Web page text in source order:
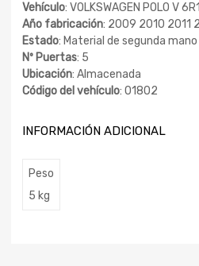
Vehículo: VOLKSWAGEN POLO V
Año fabricación: 2009 2010 2011
Estado: Material de segunda mano
Nº Puertas: 5
Ubicación: Almacenada
Código del vehículo: 01802
INFORMACIÓN ADICIONAL
Peso
5 kg